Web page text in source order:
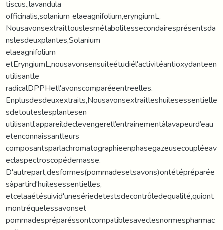
tiscus.,lavandula
officinalis,solanium elaeagnifolium,eryngiumL,
Nousavonsextraittouslesmétabolitessecondairesprésentsda
nslesdeuxplantes,Solanium
elaeagnifolium
etEryngiumL,nousavonsensuiteétudiél'activitéantioxydanteen
utilisantle
radicalDPPHetl'avonscomparéeentreelles.
Enplusdesdeuxextraits,Nousavonsextraitleshuilesessentielle
sdetouteslesplantesen
utilisantl’appareildeclevengeretl’entrainementàlavapeurd’eau
etenconnaissantleurs
composantsparlachromatographieenphasegazeusecoupléeav
eclaspectroscopédemasse.
D'autrepart,desformes(pommadesetsavons)ontétépréparée
sàpartird'huilesessentielles,
etcelaaétésuivid'unesériedetestsdecontrôledequalité,quiont
montréquelessavonset
pommadespréparéssontcompatiblesaveclesnormespharmac